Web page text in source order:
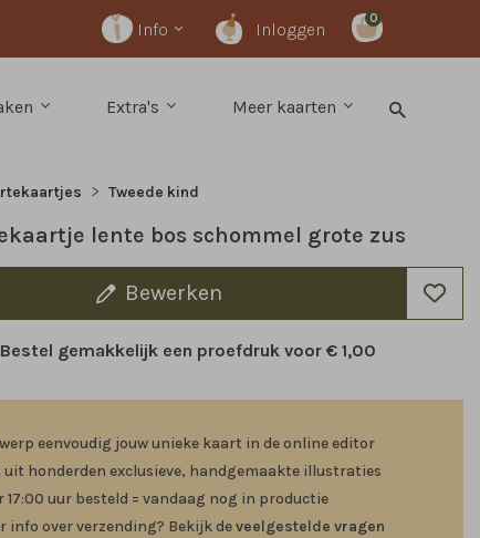
Info Inloggen
0
Extra's Meer kaarten
Tweede kind
lente bos schommel grote zus
Bewerken
Bestel gemakkelijk een proefdruk voor€ 1,00
eenvoudig jouw unieke kaart in de online editor
uit honderden exclusieve, handgemaakte illustraties
17:00 uur besteld = vandaag nog in productie
info over verzending? Bekijk deveelgestelde vragen